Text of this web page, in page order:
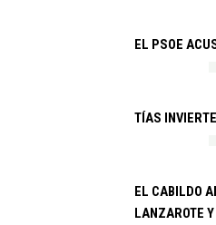
EL PSOE
TÍAS
EL CABILDO
LANZAROTE